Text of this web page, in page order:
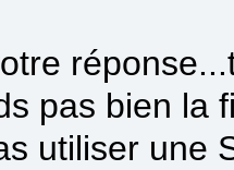
pas bien la
utiliser une